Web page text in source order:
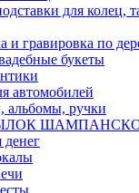
для колец,
и гравировка по
букеты
автомобилей
альбомы, ручки